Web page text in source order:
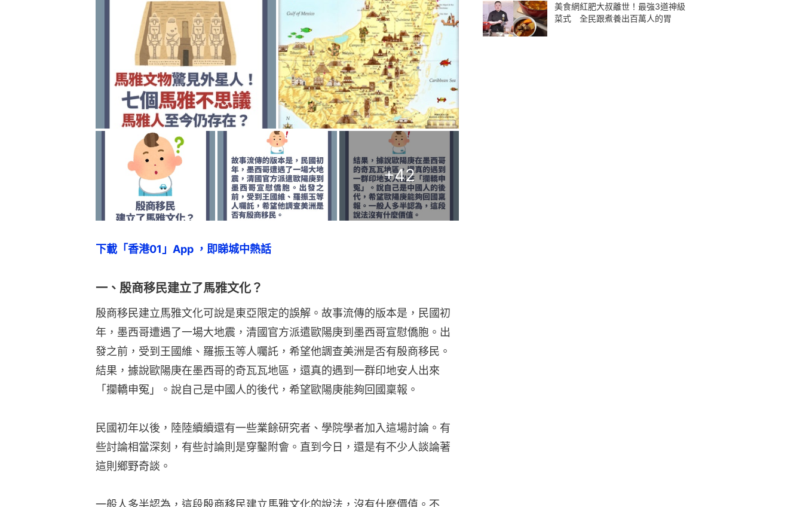
+42
下載「香港01」App ，即睇城中熱話
一、殷商移民建立了馬雅文化？
殷商移民建立馬雅文化可說是東亞限定的誤解。故事流傳的版本是，民國初
年，墨西哥遭遇了一場大地震，清國官方派遣歐陽庚到墨西哥宣慰僑胞。出
發之前，受到王國維、羅振玉等人囑託，希望他調查美洲是否有殷商移民。
結果，據說歐陽庚在墨西哥的奇瓦瓦地區，還真的遇到一群印地安人出來
「攔轎申冤」。說自己是中國人的後代，希望歐陽庚能夠回國稟報。
民國初年以後，陸陸續續還有一些業餘研究者、學院學者加入這場討論。有
些討論相當深刻，有些討論則是穿鑿附會。直到今日，還是有不少人談論著
這則鄉野奇談。
一般人多半認為，這段殷商移民建立馬雅文化的說法，沒有什麼價值。不
美食網紅肥大叔離世！最強3道神級
菜式 全民跟煮養出百萬人的胃